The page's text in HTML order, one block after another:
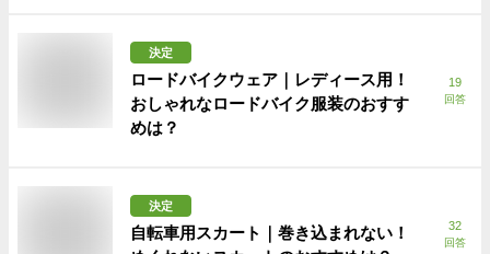
決定
ロードバイクウェア｜レディース用！
おしゃれなロードバイク服装のおすす
めは？
19
回答
決定
自転車用スカート｜巻き込まれない！
32
回答